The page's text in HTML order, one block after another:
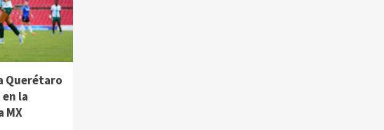
Querétaro
la
MX